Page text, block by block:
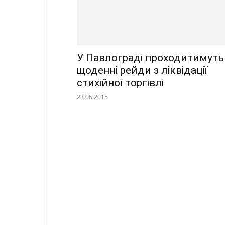
У Павлограді проходитимуть
щоденні рейди з ліквідації
стихійної торгівлі
23.06.2015